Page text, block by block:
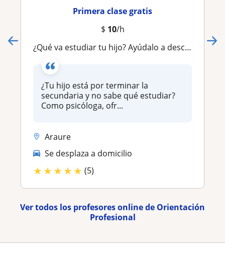
Primera clase gratis
$ 10/h
¿Qué va estudiar tu hijo? Ayúdalo a descubrir su vocación sin miedo a equivocarse
¿Tu hijo está por terminar la
secundaria y no sabe qué estudiar?
Como psicóloga, ofr...
Araure
Se desplaza a domicilio
★★★★★ (5)
Ver todos los profesores online de Orientación
Profesional